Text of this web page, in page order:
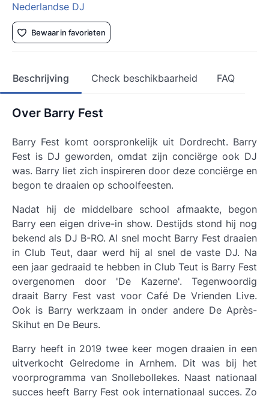
Nederlandse DJ
Bewaar in favorieten
Beschrijving Check beschikbaarheid FAQ
Over Barry Fest
Barry Fest komt oorspronkelijk uit Dordrecht. Barry
Fest is DJ geworden, omdat zijn conciërge ook DJ
was. Barry liet zich inspireren door deze conciërge en
begon te draaien op schoolfeesten.
Nadat hij de middelbare school afmaakte, begon
Barry een eigen drive-in show. Destijds stond hij nog
bekend als DJ B-RO. Al snel mocht Barry Fest draaien
in Club Teut, daar werd hij al snel de vaste DJ. Na
een jaar gedraaid te hebben in Club Teut is Barry Fest
overgenomen door 'De Kazerne'. Tegenwoordig
draait Barry Fest vast voor Café De Vrienden Live.
Ook is Barry werkzaam in onder andere De Après-
Skihut en De Beurs.
Barry heeft in 2019 twee keer mogen draaien in een
uitverkocht Gelredome in Arnhem. Dit was bij het
voorprogramma van Snollebollekes. Naast nationaal
succes heeft Barry Fest ook internationaal succes. Zo